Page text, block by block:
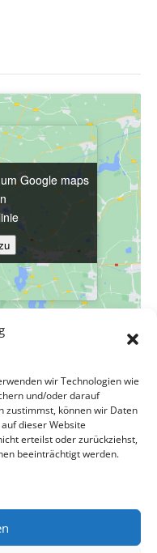
wir Technologien wie
und/oder darauf
zustimmst, können wir Daten
dieser Website
erteilst oder zurückziehst,
beeinträchtigt werden.
anzeigen
Google maps
Google maps